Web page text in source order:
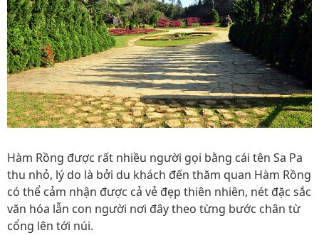
Hàm Rồng được rất nhiều người gọi bằng cái tên Sa Pa
thu nhỏ, lý do là bởi du khách đến thăm quan Hàm Rồng
có thể cảm nhận được cả vẻ đẹp thiên nhiên, nét đặc sắc
văn hóa lẫn con người nơi đây theo từng bước chân từ
cổng lên tới núi.